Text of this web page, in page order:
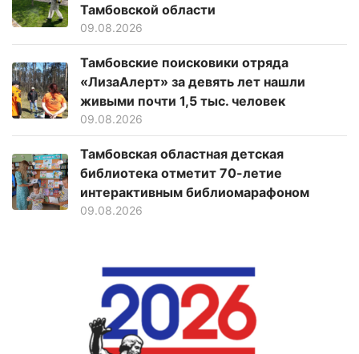
Тамбовской области
09.08.2026
Тамбовские поисковики отряда
«ЛизаАлерт» за девять лет нашли
живыми почти 1,5 тыс. человек
09.08.2026
Тамбовская областная детская
библиотека отметит 70-летие
интерактивным библиомарафоном
09.08.2026